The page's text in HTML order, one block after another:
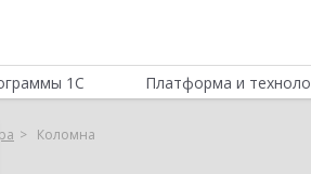
1С Платформа и
Коломна